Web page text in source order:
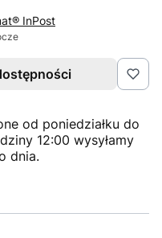
InPost
od poniedziałku do
12:00 wysyłamy
dnia.